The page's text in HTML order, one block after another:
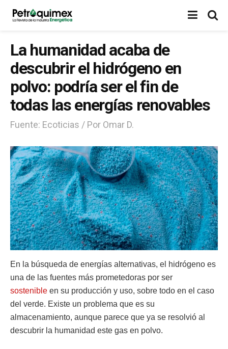
La humanidad acaba de
descubrir el hidrógeno en
polvo: podría ser el fin de
todas las energías renovables
Fuente: Ecoticias / Por Omar D.
En la búsqueda de energías alternativas, el hidrógeno es
una de las fuentes más prometedoras por ser
sostenible en su producción y uso, sobre todo en el caso
del verde. Existe un problema que es su
almacenamiento, aunque parece que ya se resolvió al
descubrir la humanidad este gas en polvo.